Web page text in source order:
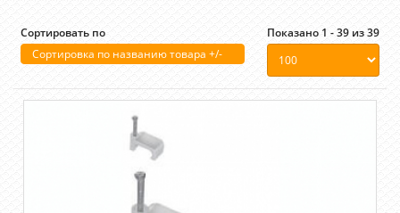
Сортировать по
Сортировка по названию товара +/-
Показано 1 - 39 из 39